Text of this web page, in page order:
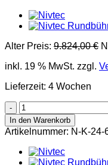
Alter Preis: 9.824,00€
inkl. 19 % MwSt. zzgl.
Lieferzeit: 4 Wochen
Nivtec
Komplettbühne
24
m²,
6
x
In den Warenkorb
Artikelnummer: N-K-24-